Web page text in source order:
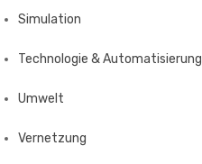
Simulation
Technologie & Automatisierung
Umwelt
Vernetzung